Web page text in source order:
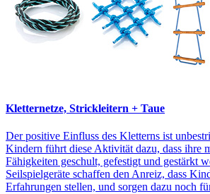
Kletternetze, Strickleitern + Taue
Der positive Einfluss des Kletterns ist
Kindern führt diese Aktivität dazu, dass ihre
Fähigkeiten geschult, gefestigt und gestärkt
Seilspielgeräte schaffen den Anreiz, dass
Erfahrungen stellen, und sorgen dazu noch